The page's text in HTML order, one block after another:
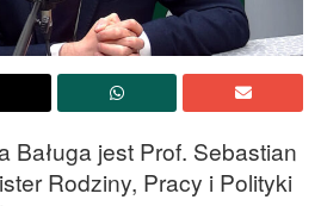
Baługa jest Prof. Sebastian
Rodziny, Pracy i Polityki